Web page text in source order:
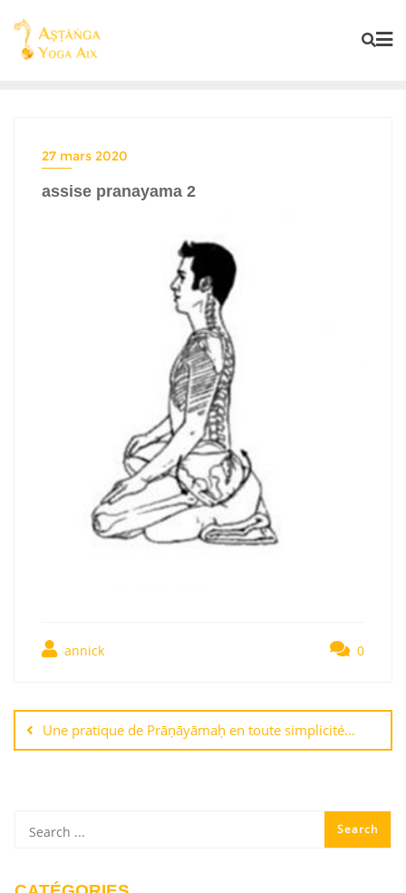
27 mars 2020
assise pranayama 2
annick 0
Une pratique de Prāṇāyāmaḥ en toute simplicité…